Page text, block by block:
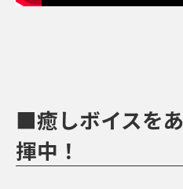
■癒しボイスを
揮中！